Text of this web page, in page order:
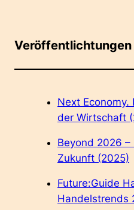
Veröffentlichtungen
Next
der Wirtschaft
Beyond 2026
Zukunft (2025)
Future:Guide
Handelstrends